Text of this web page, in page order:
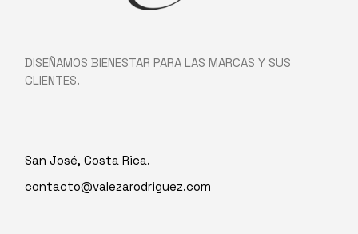
DISEÑAMOS BIENESTAR PARA LAS MARCAS Y SUS
CLIENTES.
San José, Costa Rica.
contacto@valezarodriguez.com